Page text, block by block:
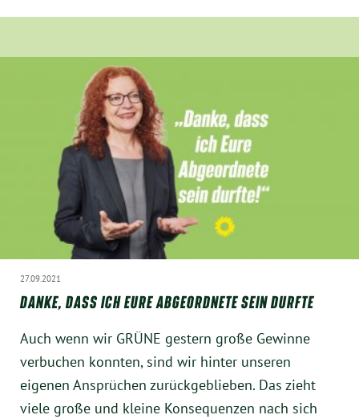
Patenschaftsprogramm
München
Zur Person
Presse
Termine
Twitter
27.09.2021
DANKE, DASS ICH EURE ABGEORDNETE SEIN DURFTE
Auch wenn wir GRÜNE gestern große Gewinne
verbuchen konnten, sind wir hinter unseren
eigenen Ansprüchen zurückgeblieben. Das zieht
viele große und kleine Konsequenzen nach sich